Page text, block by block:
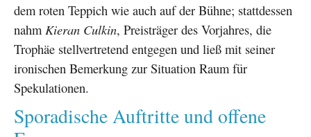
dem roten Teppich wie auch auf der Bühne; stattdessen
nahm Kieran Culkin, Preisträger des Vorjahres, die
Trophäe stellvertretend entgegen und ließ mit seiner
ironischen Bemerkung zur Situation Raum für
Spekulationen.
Sporadische Auftritte und offene